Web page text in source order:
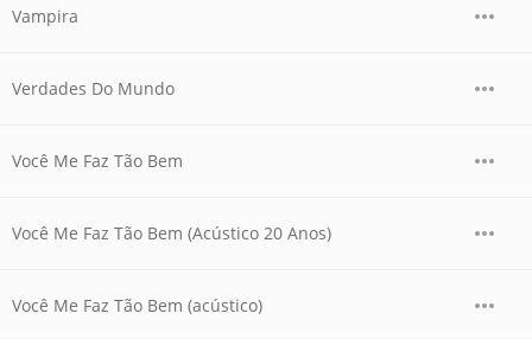
Vampira
Verdades Do Mundo
Você Me Faz Tão Bem
Você Me Faz Tão Bem (Acústico 20 Anos)
Você Me Faz Tão Bem (acústico)